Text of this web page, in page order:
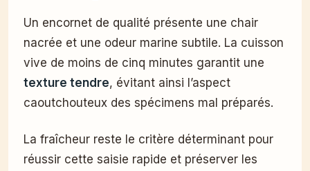
Un encornet de qualité présente une chair
nacrée et une odeur marine subtile. La cuisson
vive de moins de cinq minutes garantit une
texture tendre, évitant ainsi l’aspect
caoutchouteux des spécimens mal préparés.
La fraîcheur reste le critère déterminant pour
réussir cette saisie rapide et préserver les